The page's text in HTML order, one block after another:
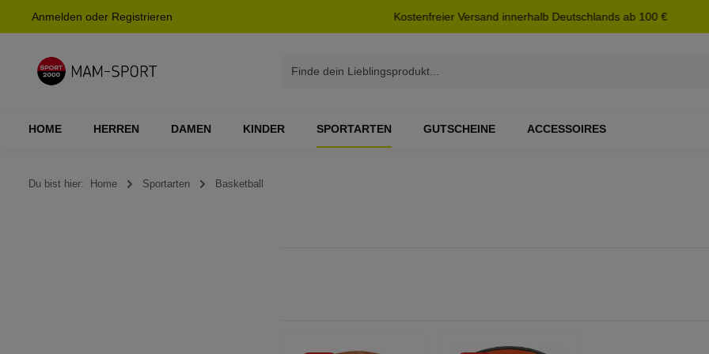
Zur Hauptnavigation springen
Anmelden oder Registrieren Kostenfreier Versand innerhalb Deutschlands ab 100 €
HOME HERREN DAMEN KINDER SPORTARTEN GUTSCHEINE ACCESSOIRES
Du bist hier: Home Sportarten Basketball